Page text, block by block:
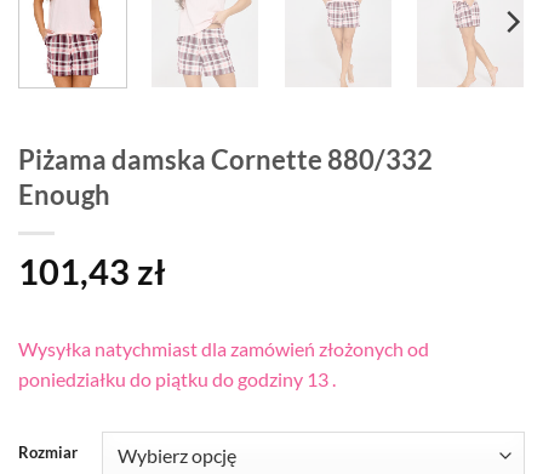
Piżama damska Cornette 880/332
Enough
101,43 zł
Wysyłka natychmiast dla zamówień złożonych od
poniedziałku do piątku do godziny 13 .
Rozmiar